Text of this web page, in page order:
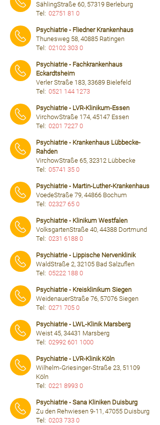
SählingStraße 60, 57319 Berleburg
Tel: 02751 81 0
Psychiatrie - Fliedner Krankenhaus
Thunesweg 58, 40885 Ratingen
Tel: 02102 303 0
Psychiatrie - Fachkrankenhaus
Eckardtsheim
Verler Straße 183, 33689 Bielefeld
Tel: 0521 144 1273
Psychiatrie - LVR-Klinikum-Essen
VirchowStraße 174, 45147 Essen
Tel: 0201 7227 0
Psychiatrie - Krankenhaus Lübbecke-
Rahden
VirchowStraße 65, 32312 Lübbecke
Tel: 05741 35 0
Psychiatrie - Martin-Luther-Krankenhaus
VoedeStraße 79, 44866 Bochum
Tel: 02327 65 0
Psychiatrie - Klinikum Westfalen
VolksgartenStraße 40, 44388 Dortmund
Tel: 0231 6188 0
Psychiatrie - Lippische Nervenklinik
WaldStraße 2, 32105 Bad Salzuflen
Tel: 05222 188 0
Psychiatrie - Kreisklinikum Siegen
WeidenauerStraße 76, 57076 Siegen
Tel: 0271 705 0
Psychiatrie - LWL-Klinik Marsberg
Weist 45, 34431 Marsberg
Tel: 02992 601 1000
Psychiatrie - LVR-Klinik Köln
Wilhelm-Griesinger-Straße 23, 51109
Köln
Tel: 0221 8993 0
Psychiatrie - Sana Kliniken Duisburg
Zu den Rehwiesen 9-11, 47055 Duisburg
Tel: 0203 733 0